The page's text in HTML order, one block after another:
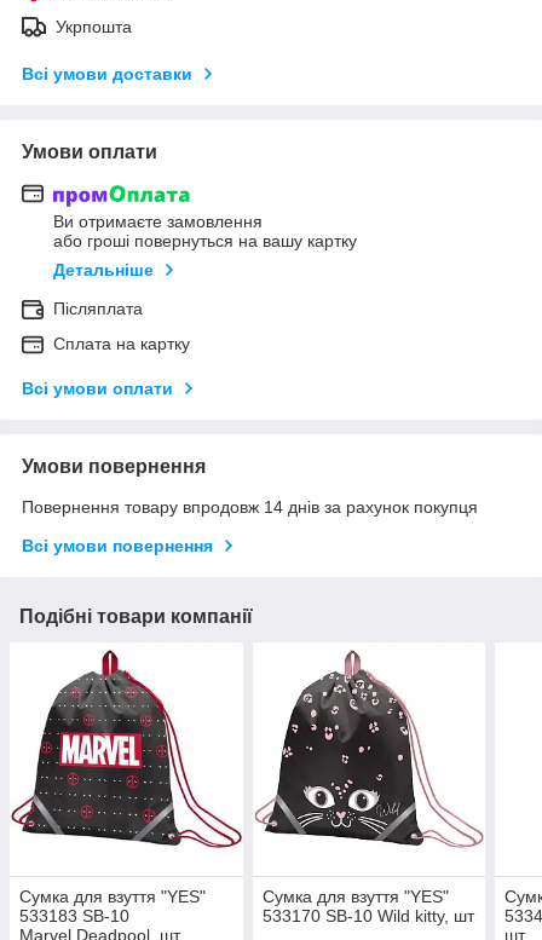
Укрпошта
Всі умови доставки
Умови оплати
Ви отримаєте замовлення
або гроші повернуться на вашу картку
Детальніше
Післяплата
Сплата на картку
Всі умови оплати
Умови повернення
Повернення товару впродовж 14 днів за рахунок покупця
Всі умови повернення
Подібні товари компанії
Сумка для взуття "YES"
533183 SB-10
Marvel.Deadpool, шт
Сумка для взуття "YES"
533170 SB-10 Wild kitty, шт
шт